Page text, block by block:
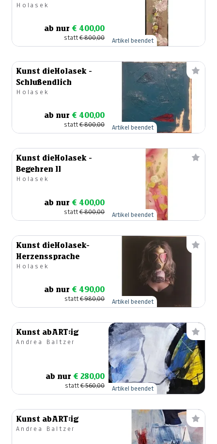
Holasek
ab nur € 400,00
statt€ 800,00 Artikel beendet
Kunst dieHolasek -
Schlußendlich
Holasek
ab nur € 400,00
statt€ 800,00 Artikel beendet
Kunst dieHolasek -
Begehren II
Holasek
ab nur € 400,00
statt€ 800,00 Artikel beendet
Kunst dieHolasek-
Herzenssprache
Holasek
ab nur € 490,00
statt€ 980,00 Artikel beendet
Kunst abART:ig
Andrea Baltzer
ab nur € 280,00
statt€ 560,00 Artikel beendet
Kunst abART:ig
Andrea Baltzer